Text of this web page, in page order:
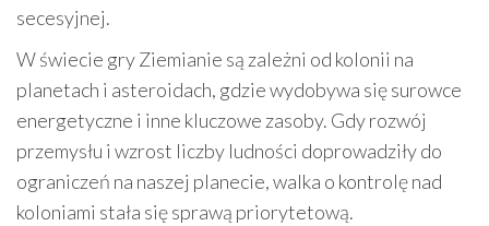
secesyjnej.
W świecie gry Ziemianie są zależni od kolonii na
planetach i asteroidach, gdzie wydobywa się surowce
energetyczne i inne kluczowe zasoby. Gdy rozwój
przemysłu i wzrost liczby ludności doprowadziły do
ograniczeń na naszej planecie, walka o kontrolę nad
koloniami stała się sprawą priorytetową.